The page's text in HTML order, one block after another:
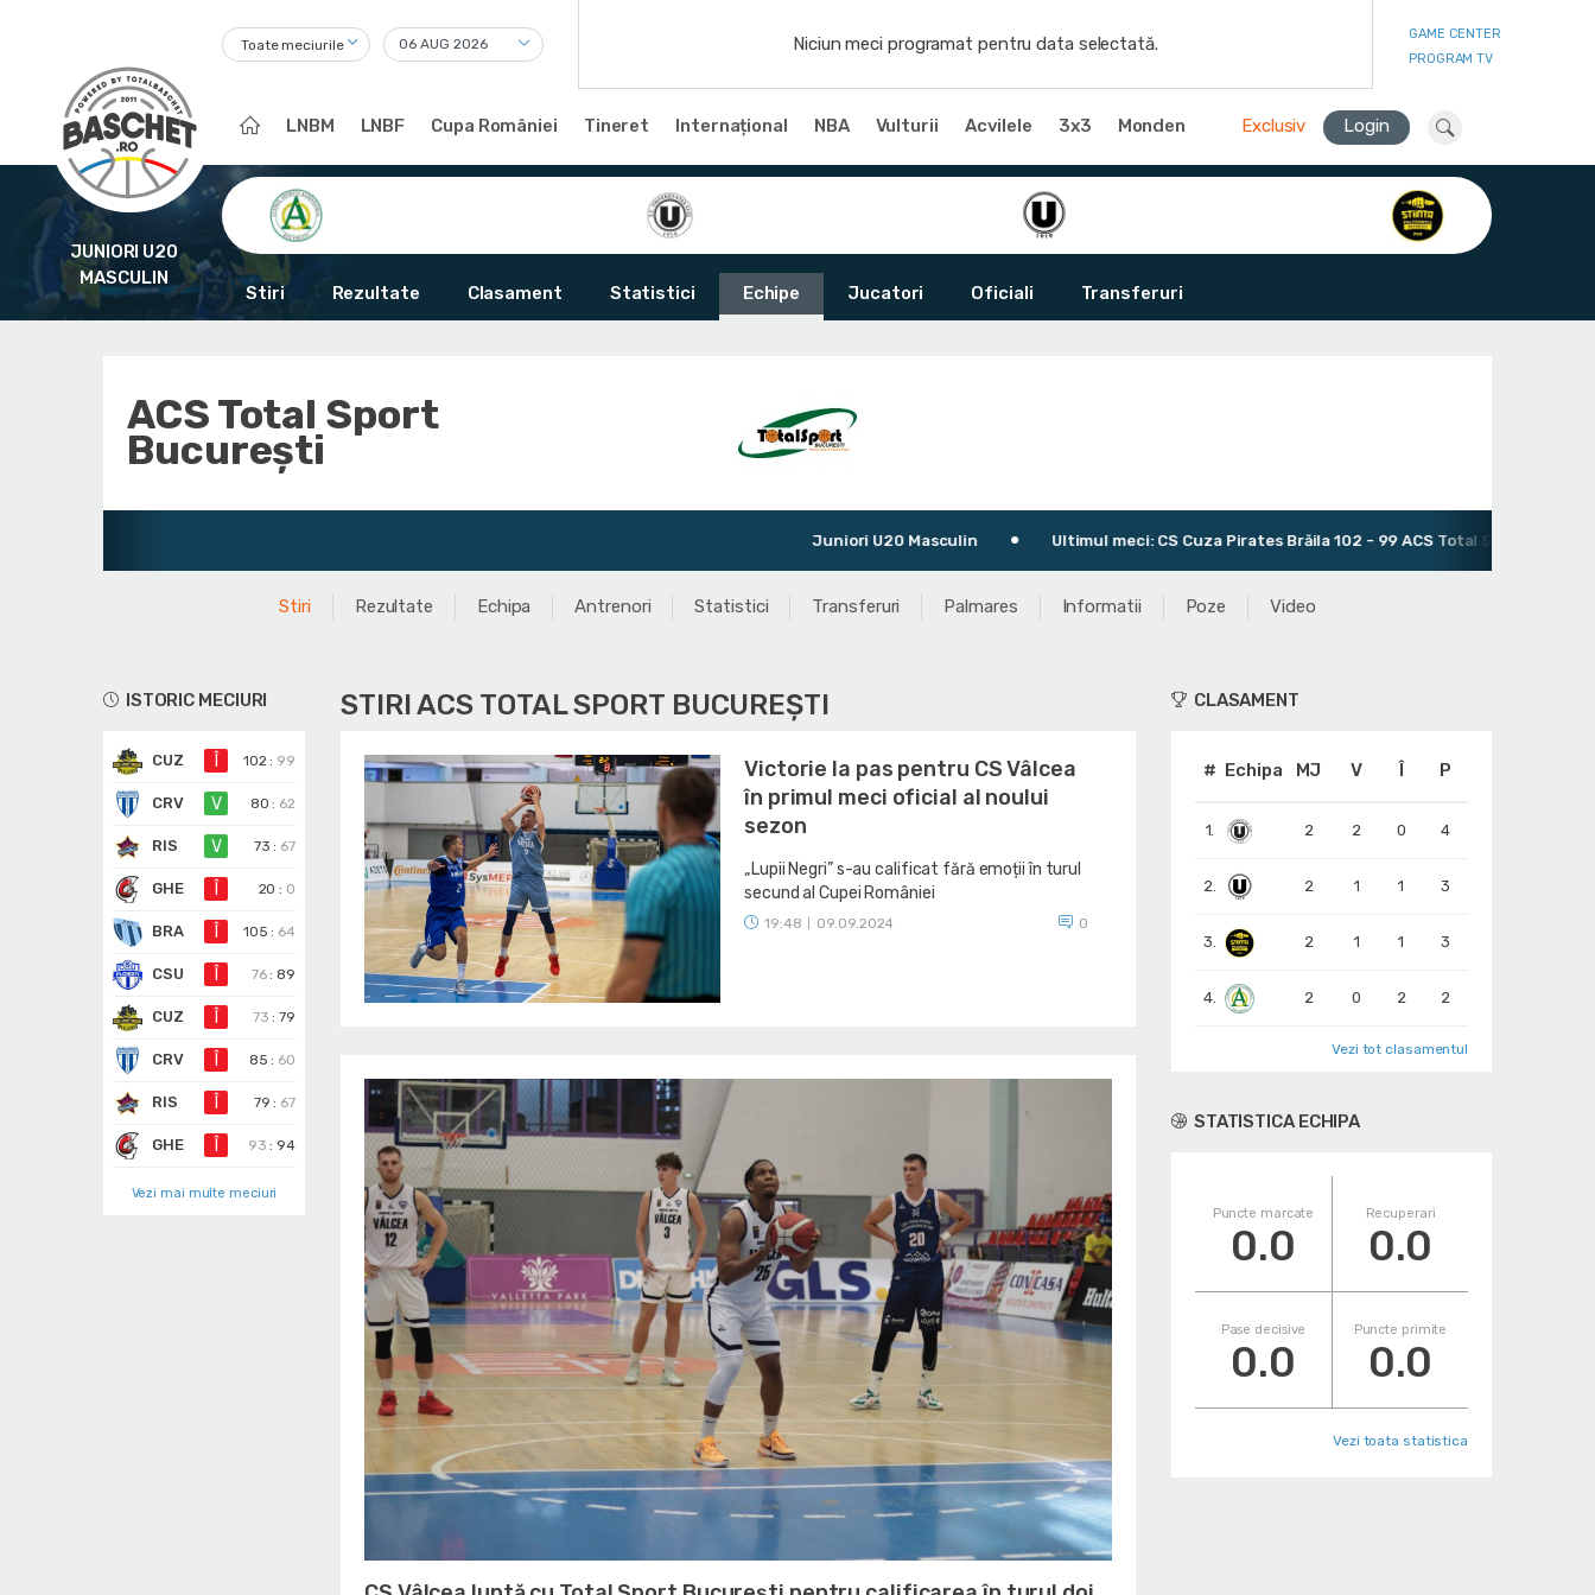
Toate meciurile Niciun meci programat pentru data selectată.
GAME CENTER
PROGRAM TV
LNBM LNBF Cupa României Tineret Internațional NBA Vulturii Acvilele 3x3 Monden Exclusiv Login
JUNIORI U20
MASCULIN
Stiri Rezultate Clasament Statistici Echipe Jucatori Oficiali Transferuri
ACS Total Sport
București
Juniori U20 Masculin Ultimul meci: CS Cuza Pirates Brăila 102 - 99 ACS Total Sport București
Stiri Rezultate Echipa Antrenori Statistici Transferuri Palmares Informatii Poze Video
ISTORIC MECIURI
CUZ 102 : 99
CRV V 80 : 62
RIS V 73 : 67
GHE 20 : 0
BRA 105 : 64
CSU 76 : 89
CUZ 73 :79
CRV 85 : 60
RIS 79 : 67
GHE 93 : 94
Vezi mai multe meciuri
STIRI ACS TOTAL SPORT BUCUREȘTI
Victorie la pas pentru CS Vâlcea
în primul meci oficial al noului
sezon
„Lupii Negri” s-au calificat fără emoții în turul
secund al Cupei României
19:48 09.09.2024 0
CLASAMENT
# Echipa MJ V Î P
1. 2 2 0 4
2. 2 1 1 3
3. 2 1 1 3
4. 2 0 2 2
Vezi tot clasamentul
STATISTICA ECHIPA
Puncte marcate
0.0
Recuperari
0.0
Pase decisive
0.0
Puncte primite
0.0
Vezi toata statistica